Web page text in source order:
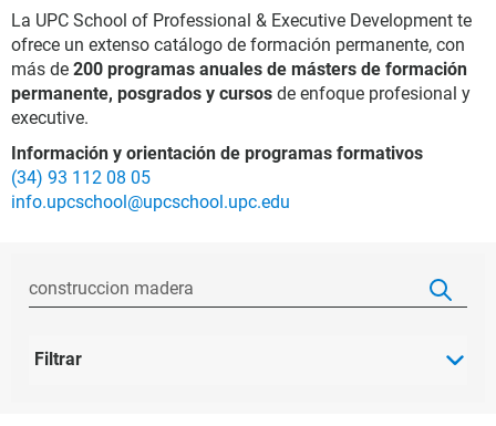
La UPC School of Professional & Executive Development te
ofrece un extenso catálogo de formación permanente, con
más de 200 programas anuales de másters de formación
permanente, posgrados y cursos de enfoque profesional y
executive.
Información y orientación de programas formativos
(34) 93 112 08 05
info.upcschool@upcschool.upc.edu
Filtrar